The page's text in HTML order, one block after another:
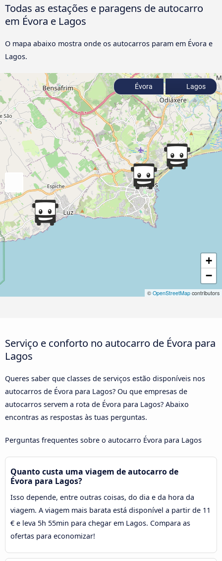
Todas as estações e paragens de autocarro
em Évora e Lagos
O mapa abaixo mostra onde os autocarros param em Évora e
Lagos.
+
−
© OpenStreetMap contributors
Évora Lagos
Serviço e conforto no autocarro de Évora para
Lagos
Queres saber que classes de serviços estão disponíveis nos
autocarros de Évora para Lagos? Ou que empresas de
autocarros servem a rota de Évora para Lagos? Abaixo
encontras as respostas às tuas perguntas.
Perguntas frequentes sobre o autocarro Évora para Lagos
Quanto custa uma viagem de autocarro de
Évora para Lagos?
Isso depende, entre outras coisas, do dia e da hora da
viagem. A viagem mais barata está disponível a partir de 11
€ e leva 5h 55min para chegar em Lagos. Compara as
ofertas para economizar!